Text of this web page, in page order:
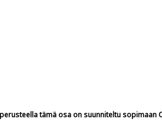
tämä osa on suunniteltu sopimaan